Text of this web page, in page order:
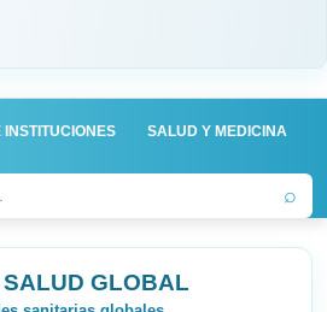
SALUD Y MEDICINA
⌕
GLOBAL